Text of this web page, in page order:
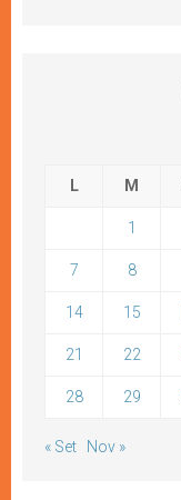
L M
1
7 8
14 15
21 22
28 29
« Set Nov »